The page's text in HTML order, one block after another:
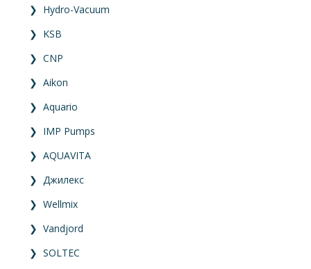
❯ Hydro-Vacuum
❯ KSB
❯ CNP
❯ Aikon
❯ Aquario
❯ IMP Pumps
❯ AQUAVITA
❯ Джилекс
❯ Wellmix
❯ Vandjord
❯ SOLTEC